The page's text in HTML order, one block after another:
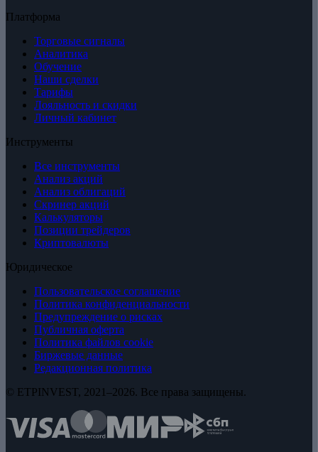
Платформа
Торговые сигналы
Аналитика
Обучение
Наши сделки
Тарифы
Лояльность и скидки
Личный кабинет
Инструменты
Все инструменты
Анализ акций
Анализ облигаций
Скринер акций
Калькуляторы
Позиции трейдеров
Криптовалюты
Юридическое
Пользовательское соглашение
Политика конфиденциальности
Предупреждение о рисках
Публичная оферта
Политика файлов cookie
Биржевые данные
Редакционная политика
© ETPINVEST, 2021–2026. Все права защищены.